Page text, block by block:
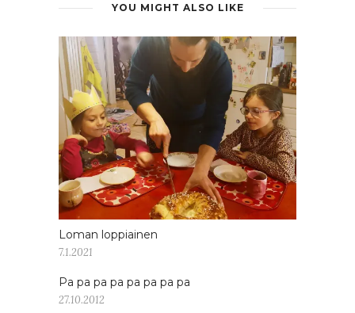
YOU MIGHT ALSO LIKE
Loman loppiainen
7.1.2021
Pa pa pa pa pa pa pa pa
27.10.2012